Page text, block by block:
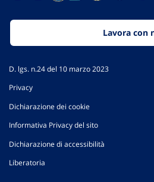
Lavora con
D. lgs. n.24 del 10 marzo 2023
Privacy
Dichiarazione dei cookie
Informativa Privacy del sito
Dichiarazione di accessibilità
Liberatoria